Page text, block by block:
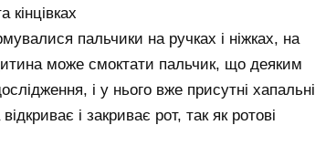
пальчики на ручках і ніжках, на
може смоктати пальчик, що деяким
і у нього вже присутні хапальні
і закриває рот, так як ротові